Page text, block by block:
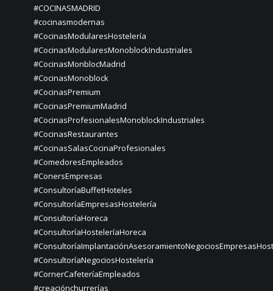
#COCINASMADRID
#cocinasmodernas
#CocinasModularesHostelería
#CocinasModularesMonoblockIndustriales
#CocinasMonblocMadrid
#CocinasMonoblock
#CocinasPremium
#CocinasPremiumMadrid
#CocinasProfesionalesMonoblockIndustriales
#CocinasRestaurantes
#CocinasSalasCocinaProfesionales
#ComedoresEmpleados
#ConersEmpresas
#ConsultoríaBuffetHoteles
#ConsultoríaEmpresasHostelería
#ConsultoríaHoreca
#ConsultoríaHosteleríaHoreca
#ConsultoríaNegociosHostelería
#CornerCafeteríaEmpleados
#creaciónchurrerías